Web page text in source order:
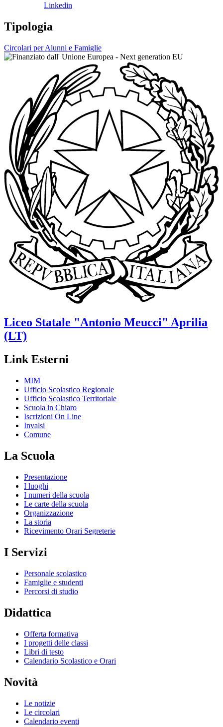
Linkedin
Tipologia
Circolari per Alunni e Famiglie
Liceo Statale "Antonio Meucci" Aprilia
(LT)
Link Esterni
MIM
Ufficio Scolastico Regionale
Ufficio Scolastico Territoriale
Scuola in Chiaro
Iscrizioni On Line
Invalsi
Comune
La Scuola
Presentazione
I luoghi
I numeri della scuola
Le carte della scuola
Organizzazione
La storia
Ricevimento Orari Segreterie
I Servizi
Personale scolastico
Famiglie e studenti
Percorsi di studio
Didattica
Offerta formativa
I progetti delle classi
Libri di testo
Calendario Scolastico e Orari
Novità
Le notizie
Le circolari
Calendario eventi